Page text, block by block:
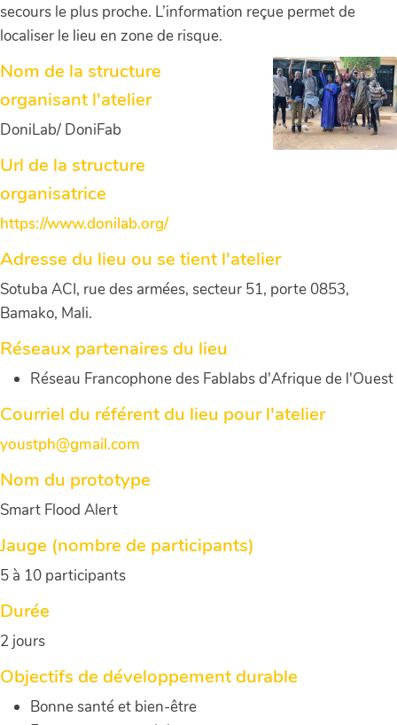
secours le plus proche. L’information reçue permet de
localiser le lieu en zone de risque.
Nom de la structure
organisant l'atelier
DoniLab/ DoniFab
Url de la structure
organisatrice
https://www.donilab.org/
Adresse du lieu ou se tient l'atelier
Sotuba ACI, rue des armées, secteur 51, porte 0853,
Bamako, Mali.
Réseaux partenaires du lieu
Réseau Francophone des Fablabs d'Afrique de l'Ouest
Courriel du référent du lieu pour l'atelier
youstph@gmail.com
Nom du prototype
Smart Flood Alert
Jauge (nombre de participants)
5 à 10 participants
Durée
2 jours
Objectifs de développement durable
Bonne santé et bien-être